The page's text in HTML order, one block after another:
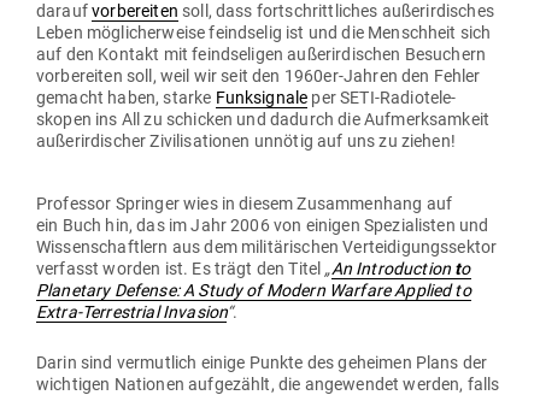
daraufvor­be­reiten soll, dass fort­schritt­liches außer­ir­di­sches
Leben mög­li­cher­weise feind­selig ist und die Menschheit sich
auf den Kontakt mit feind­se­ligen außer­ir­di­schen Besu­chern
vor­be­reiten soll, weil wir seit den 1960er-Jahren den Fehler
gemacht haben, starke Funk­si­gnale per SETI-Radio­te­le­
skopen ins All zu schicken und dadurch die Auf­merk­samkeit
außer­ir­di­scher Zivi­li­sa­tionen unnötig auf uns zu ziehen!
Pro­fessor Springer wies in diesem Zusam­menhang auf
ein Buch hin, das im Jahr 2006 von einigen Spe­zia­listen und
Wis­sen­schaftlern aus dem mili­tä­ri­schen Ver­tei­di­gungs­sektor
ver­fasst worden ist. Es trägt den Titel „AnIntro­duction to
Pla­netary Defense: A Study of Modern Warfare Applied to
Extra-Ter­restrial Invasion“.
Darin sind ver­mutlich einige Punkte des geheimen Plans der
wich­tigen Nationen auf­ge­zählt, die ange­wendet werden, falls